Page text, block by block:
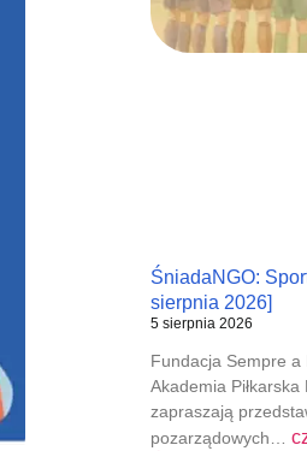
ŚniadaNGO:
sierpnia 2026]
5 sierpnia 2026
Fundacja Sempre
Akademia
zapraszają
pozarządowych…